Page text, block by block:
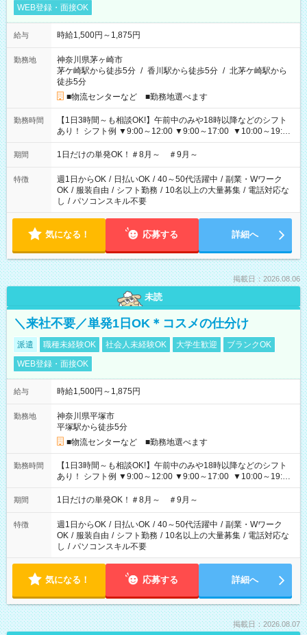
WEB登録・面接OK
給与 時給1,500円～1,875円
勤務地
神奈川県茅ヶ崎市
茅ケ崎駅から徒歩5分 / 香川駅から徒歩5分 / 北茅ケ崎駅から
徒歩5分
■物流センターなど ■勤務地選べます
勤務時間
【1日3時間～も相談OK!】午前中のみや18時以降などのシフト
あり！ シフト例 ▼9:00～12:00 ▼9:00～17:00 ▼10:00～19:00
▼18:00～21:00
期間 1日だけの単発OK！＃8月～ ＃9月～
特徴 週1日からOK / 日払いOK / 40～50代活躍中 / 副業・Wワーク
OK / 服装自由 / シフト勤務 / 10名以上の大量募集 / 電話対応な
し / パソコンスキル不要
気になる！ 応募する 詳細へ
掲載日：2026.08.06
未読
＼来社不要／単発1日OK＊コスメの仕分け
派遣 職種未経験OK 社会人未経験OK 大学生歓迎
ブランクOK
WEB登録・面接OK
給与 時給1,500円～1,875円
勤務地
神奈川県平塚市
平塚駅から徒歩5分
■物流センターなど ■勤務地選べます
勤務時間
【1日3時間～も相談OK!】午前中のみや18時以降などのシフト
あり！ シフト例 ▼9:00～12:00 ▼9:00～17:00 ▼10:00～19:00
▼18:00～21:00
期間 1日だけの単発OK！＃8月～ ＃9月～
特徴 週1日からOK / 日払いOK / 40～50代活躍中 / 副業・Wワーク
OK / 服装自由 / シフト勤務 / 10名以上の大量募集 / 電話対応な
し / パソコンスキル不要
気になる！ 応募する 詳細へ
掲載日：2026.08.07